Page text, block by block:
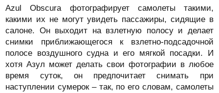
Azul Obscura фотографирует самолеты такими,
какими их не могут увидеть пассажиры, сидящие в
салоне. Он выходит на взлетную полосу и делает
снимки приближающегося к взлетно-подсадочной
полосе воздушного судна и его мягкой посадки. И
хотя Азул может делать свои фотографии в любое
время суток, он предпочитает снимать при
наступлении сумерок – так, по его словам, самолеты